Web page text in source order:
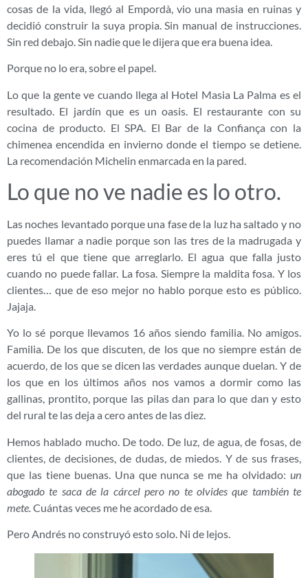
cosas de la vida, llegó al Empordà, vio una masia en ruinas y
decidió construir la suya propia. Sin manual de instrucciones.
Sin red debajo. Sin nadie que le dijera que era buena idea.
Porque no lo era, sobre el papel.
Lo que la gente ve cuando llega al Hotel Masia La Palma es el
resultado. El jardín que es un oasis. El restaurante con su
cocina de producto. El SPA. El Bar de la Confiança con la
chimenea encendida en invierno donde el tiempo se detiene.
La recomendación Michelin enmarcada en la pared.
Lo que no ve nadie es lo otro.
Las noches levantado porque una fase de la luz ha saltado y no
puedes llamar a nadie porque son las tres de la madrugada y
eres tú el que tiene que arreglarlo. El agua que falla justo
cuando no puede fallar. La fosa. Siempre la maldita fosa. Y los
clientes… que de eso mejor no hablo porque esto es público.
Jajaja.
Yo lo sé porque llevamos 16 años siendo familia. No amigos.
Familia. De los que discuten, de los que no siempre están de
acuerdo, de los que se dicen las verdades aunque duelan. Y de
los que en los últimos años nos vamos a dormir como las
gallinas, prontito, porque las pilas dan para lo que dan y esto
del rural te las deja a cero antes de las diez.
Hemos hablado mucho. De todo. De luz, de agua, de fosas, de
clientes, de decisiones, de dudas, de miedos. Y de sus frases,
que las tiene buenas. Una que nunca se me ha olvidado: un
abogado te saca de la cárcel pero no te olvides que también te
mete. Cuántas veces me he acordado de esa.
Pero Andrés no construyó esto solo. Ni de lejos.